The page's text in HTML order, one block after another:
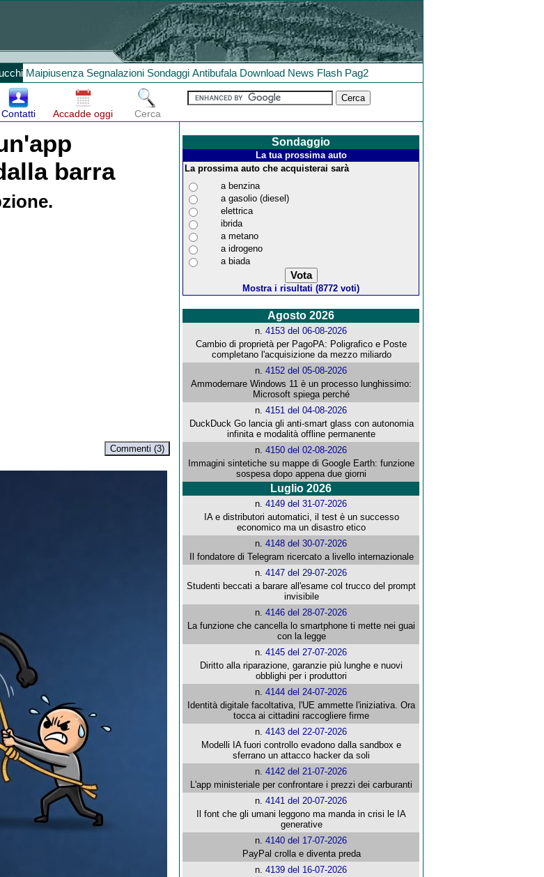
Maipiusenza Segnalazioni Sondaggi Antibufala Download News Flash Pag2
Contatti Accadde oggi Cerca
barra
Commenti (3)
Sondaggio
La tua prossima auto
La prossima auto che acquisterai sarà
a benzina
a gasolio (diesel)
elettrica
ibrida
a metano
a idrogeno
a biada
Mostra i risultati (8772 voti)
Agosto 2026
n.4153 del 06-08-2026
Cambio di proprietà per PagoPA: Poligrafico e Poste
completano l'acquisizione da mezzo miliardo
n.4152 del 05-08-2026
Ammodernare Windows 11 è un processo lunghissimo:
Microsoft spiega perché
n.4151 del 04-08-2026
DuckDuck Go lancia gli anti-smart glass con autonomia
infinita e modalità offline permanente
n.4150 del 02-08-2026
Immagini sintetiche su mappe di Google Earth: funzione
sospesa dopo appena due giorni
Luglio 2026
n.4149 del 31-07-2026
IA e distributori automatici, il test è un successo
economico ma un disastro etico
n.4148 del 30-07-2026
Il fondatore di Telegram ricercato a livello internazionale
n.4147 del 29-07-2026
Studenti beccati a barare all'esame col trucco del prompt
invisibile
n.4146 del 28-07-2026
La funzione che cancella lo smartphone ti mette nei guai
con la legge
n.4145 del 27-07-2026
Diritto alla riparazione, garanzie più lunghe e nuovi
obblighi per i produttori
n.4144 del 24-07-2026
Identità digitale facoltativa, l'UE ammette l'iniziativa. Ora
tocca ai cittadini raccogliere firme
n.4143 del 22-07-2026
Modelli IA fuori controllo evadono dalla sandbox e
sferrano un attacco hacker da soli
n.4142 del 21-07-2026
L'app ministeriale per confrontare i prezzi dei carburanti
n.4141 del 20-07-2026
Il font che gli umani leggono ma manda in crisi le IA
generative
n.4140 del 17-07-2026
PayPal crolla e diventa preda
n.4139 del 16-07-2026